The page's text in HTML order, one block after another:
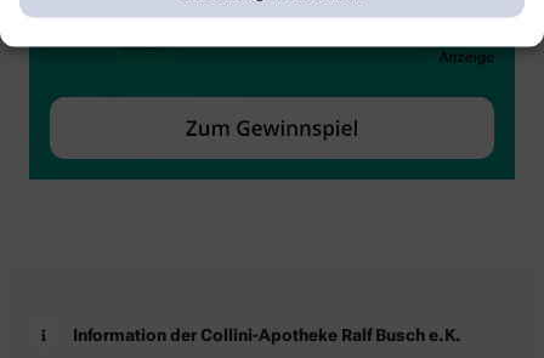
Information der Collini-Apotheke Ralf Busch e.K.